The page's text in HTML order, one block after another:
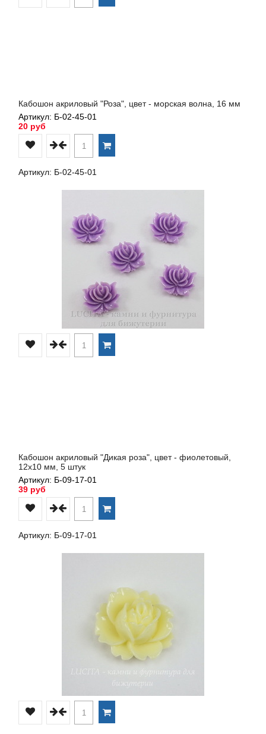
Кабошон акриловый "Роза", цвет - морская волна, 16 мм
Артикул: Б-02-45-01
20 руб
Артикул: Б-02-45-01
Кабошон акриловый "Дикая роза", цвет - фиолетовый,
12х10 мм, 5 штук
Артикул: Б-09-17-01
39 руб
Артикул: Б-09-17-01